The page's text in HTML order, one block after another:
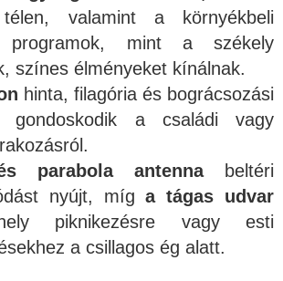
valamint a környékbeli
programok, mint a székely
színes élményeket kínálnak.
hinta, filagória és bográcsozási
gondoskodik a családi vagy
parabola antennabeltéri
nyújt, míga tágas udvar
piknikezésre vagy esti
a csillagos ég alatt.